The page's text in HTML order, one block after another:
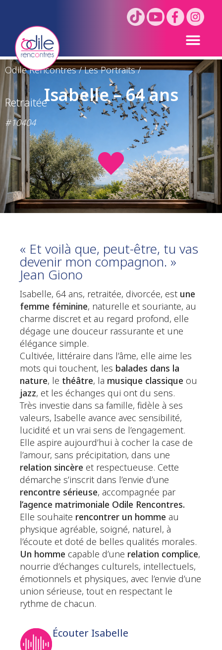
Odile Rencontres/Les Portraits/
Isabelle – 64 ans
Retraitée
#10404
« Et voilà que, peut-être, tu vas
devenir mon compagnon. »
Jean Giono
Isabelle, 64 ans, retraitée, divorcée, est une
femme féminine, naturelle et souriante, au
charme discret et au regard profond, elle
dégage une douceur rassurante et une
élégance simple.
Cultivée, littéraire dans l’âme, elle aime les
mots qui touchent, les balades dans la
nature, le théâtre, la musique classique ou
jazz, et les échanges qui ont du sens.
Très investie dans sa famille, fidèle à ses
valeurs, Isabelle avance avec sensibilité,
lucidité et un vrai sens de l’engagement.
Elle aspire aujourd’hui à cocher la case de
l’amour, sans précipitation, dans une
relation sincère et respectueuse. Cette
démarche s’inscrit dans l’envie d’une
rencontre sérieuse, accompagnée par
l’agence matrimoniale Odile Rencontres.
Elle souhaite rencontrer un homme au
physique agréable, soigné, naturel, à
l’écoute et doté de belles qualités morales.
Un homme capable d’une relation complice,
nourrie d’échanges culturels, intellectuels,
émotionnels et physiques, avec l’envie d’une
union sérieuse, tout en respectant le
rythme de chacun.
Écouter Isabelle